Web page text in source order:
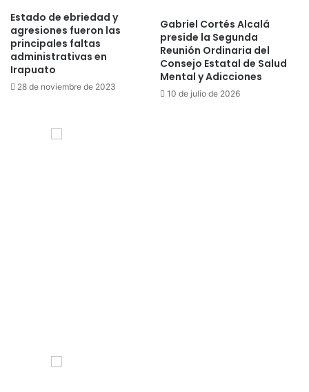
Estado de ebriedad y
agresiones fueron las
principales faltas
administrativas en
Irapuato
28 de noviembre de 2023
Gabriel Cortés Alcalá
preside la Segunda
Reunión Ordinaria del
Consejo Estatal de Salud
Mental y Adicciones
10 de julio de 2026